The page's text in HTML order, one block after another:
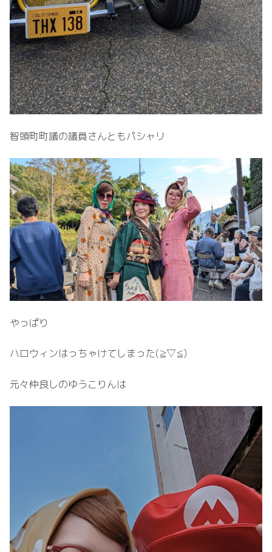
智頭町町議の議員さんともパシャリ
やっぱり
ハロウィンはっちゃけてしまった(⁠≧⁠▽⁠≦⁠)
元々仲良しのゆうこりんは